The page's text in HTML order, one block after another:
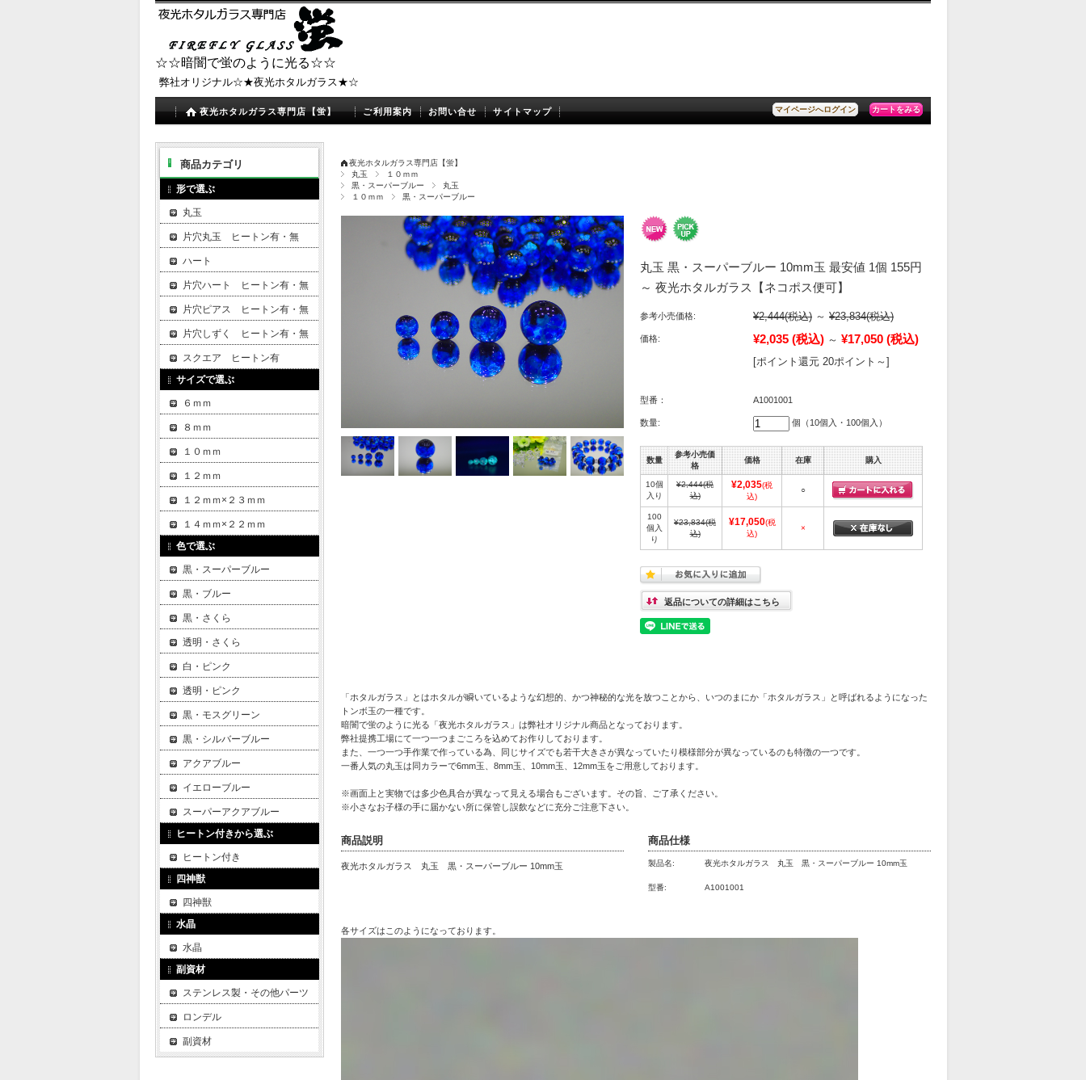
☆☆暗闇で蛍のように光る☆☆
弊社オリジナル☆★夜光ホタルガラス★☆
マイページへログイン カートをみる
夜光ホタルガラス専門店【蛍】 ご利用案内 お問い合せ サイトマップ
夜光ホタルガラス専門店【蛍】
丸玉
１０ｍｍ
黒・スーパーブルー
丸玉
１０ｍｍ
黒・スーパーブルー
丸玉 黒・スーパーブルー 10mm玉 最安値 1個 155円
～ 夜光ホタルガラス【ネコポス便可】
参考小売価格: ¥2,444(税込) ～ ¥23,834(税込)
価格: ¥2,035 (税込) ～ ¥17,050 (税込)
[ポイント還元 20ポイント～]
型番： A1001001
数量: 個（10個入・100個入）
数量
参考小売価
格
価格 在庫 購入
10個
入り
¥2,444(税
込)
¥2,035(税
込)
○
100
個入
り
¥23,834(税
込)
¥17,050(税
込)
×
返品についての詳細はこちら
「ホタルガラス」とはホタルが瞬いているような幻想的、かつ神秘的な光を放つことから、いつのまにか「ホタルガラス」と呼ばれるようになった
トンボ玉の一種です。
暗闇で蛍のように光る「夜光ホタルガラス」は弊社オリジナル商品となっております。
弊社提携工場にて一つ一つまごころを込めてお作りしております。
また、一つ一つ手作業で作っている為、同じサイズでも若干大きさが異なっていたり模様部分が異なっているのも特徴の一つです。
一番人気の丸玉は同カラーで6mm玉、8mm玉、10mm玉、12mm玉をご用意しております。
※画面上と実物では多少色具合が異なって見える場合もございます。その旨、ご了承ください。
※小さなお子様の手に届かない所に保管し誤飲などに充分ご注意下さい。
商品説明
夜光ホタルガラス 丸玉 黒・スーパーブルー 10mm玉
商品仕様
製品名: 夜光ホタルガラス 丸玉 黒・スーパーブルー 10mm玉
型番: A1001001
各サイズはこのようになっております。
商品カテゴリ
形で選ぶ
丸玉
片穴丸玉 ヒートン有・無
ハート
片穴ハート ヒートン有・無
片穴ピアス ヒートン有・無
片穴しずく ヒートン有・無
スクエア ヒートン有
サイズで選ぶ
６ｍｍ
８ｍｍ
１０ｍｍ
１２ｍｍ
１２ｍｍ×２３ｍｍ
１４ｍｍ×２２ｍｍ
色で選ぶ
黒・スーパーブルー
黒・ブルー
黒・さくら
透明・さくら
白・ピンク
透明・ピンク
黒・モスグリーン
黒・シルバーブルー
アクアブルー
イエローブルー
スーパーアクアブルー
ヒートン付きから選ぶ
ヒートン付き
四神獣
四神獣
水晶
水晶
副資材
ステンレス製・その他パーツ
ロンデル
副資材